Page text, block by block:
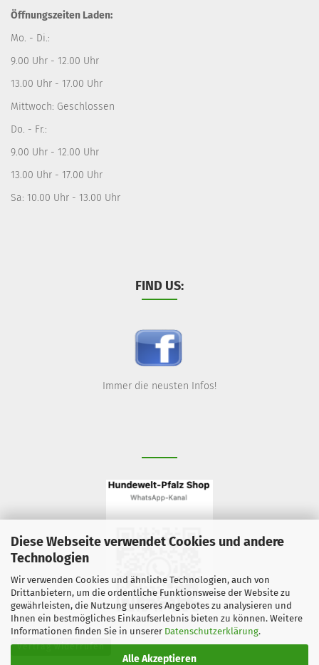
Diese Webseite verwendet Cookies und andere
Technologien
Wir verwenden Cookies und ähnliche Technologien, auch von
Drittanbietern, um die ordentliche Funktionsweise der Website zu
gewährleisten, die Nutzung unseres Angebotes zu analysieren und
Ihnen ein bestmögliches Einkaufserlebnis bieten zu können. Weitere
Informationen finden Sie in unserer Datenschutzerklärung.
Alle Akzeptieren
Öffnungszeiten Laden:
Mo. - Di.:
9.00 Uhr - 12.00 Uhr
13.00 Uhr - 17.00 Uhr
Mittwoch: Geschlossen
Do. - Fr.:
9.00 Uhr - 12.00 Uhr
13.00 Uhr - 17.00 Uhr
Sa: 10.00 Uhr - 13.00 Uhr
FIND US:
Immer die neusten Infos!
Vertrag widerrufen